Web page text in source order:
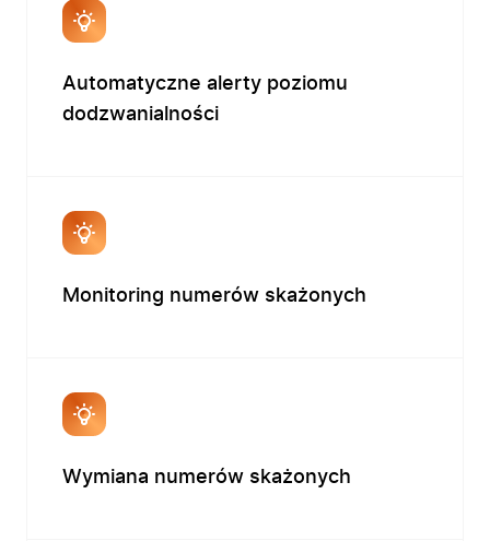
Zastosowanie
Automatyczne alerty poziomu
dodzwanialności
Monitoring numerów skażonych
Wymiana numerów skażonych